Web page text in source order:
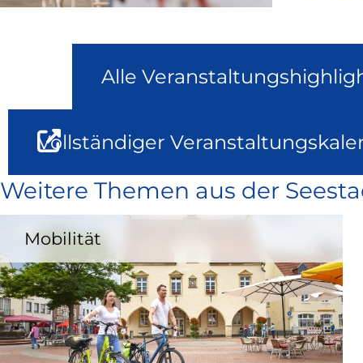
Alle
Vollständiger
Weitere Themen aus der
Mobilität